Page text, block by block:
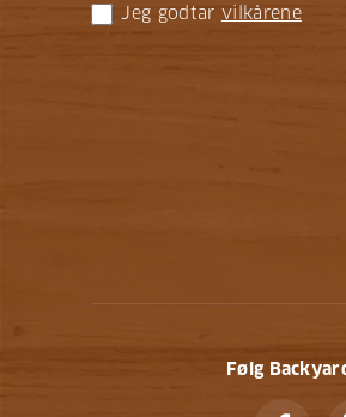
Jeg godtar vilkårene
Følg